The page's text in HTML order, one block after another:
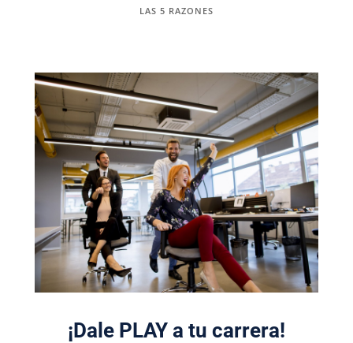
LAS 5 RAZONES
¡Dale PLAY a tu carrera!